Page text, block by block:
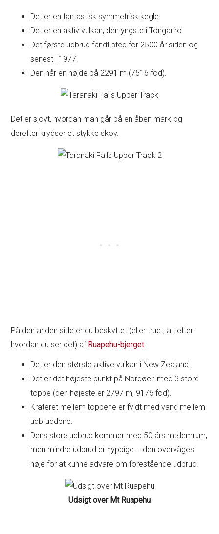
Det er en fantastisk symmetrisk kegle
Det er en aktiv vulkan, den yngste i Tongariro.
Det første udbrud fandt sted for 2500 år siden og
senest i 1977.
Den når en højde på 2291 m (7516 fod).
Det er sjovt, hvordan man går på en åben mark og
derefter krydser et stykke skov.
På den anden side er du beskyttet (eller truet, alt efter
hvordan du ser det) af Ruapehu-bjerget:
Det er den største aktive vulkan i New Zealand.
Det er det højeste punkt på Nordøen med 3 store
toppe (den højeste er 2797 m, 9176 fod).
Krateret mellem toppene er fyldt med vand mellem
udbruddene.
Dens store udbrud kommer med 50 års mellemrum,
men mindre udbrud er hyppige – den overvåges
nøje for at kunne advare om forestående udbrud.
Udsigt over Mt Ruapehu